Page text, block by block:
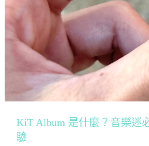
KiT Album 是什麼？音樂迷
驗